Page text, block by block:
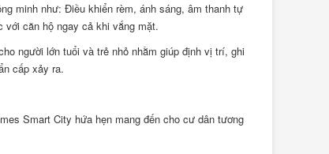
minh như: Điều khiển rèm, ánh sáng, âm thanh tự
với căn hộ ngay cả khi vắng mặt.
người lớn tuổi và trẻ nhỏ nhằm giúp định vị trí, ghi
cấp xảy ra.
Smart City hứa hẹn mang đến cho cư dân tương